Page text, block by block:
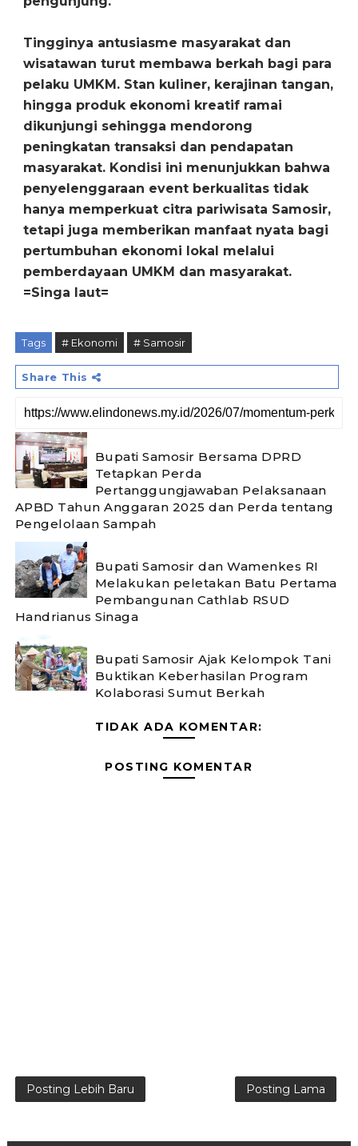
Tingginya antusiasme masyarakat dan
wisatawan turut membawa berkah bagi para
pelaku UMKM. Stan kuliner, kerajinan tangan,
hingga produk ekonomi kreatif ramai
dikunjungi sehingga mendorong
peningkatan transaksi dan pendapatan
masyarakat. Kondisi ini menunjukkan bahwa
penyelenggaraan event berkualitas tidak
hanya memperkuat citra pariwisata Samosir,
tetapi juga memberikan manfaat nyata bagi
pertumbuhan ekonomi lokal melalui
pemberdayaan UMKM dan masyarakat.
=Singa laut=
Tags # Ekonomi # Samosir
Share This
Bupati Samosir Bersama DPRD
Tetapkan Perda
Pertanggungjawaban Pelaksanaan
APBD Tahun Anggaran 2025 dan Perda tentang
Pengelolaan Sampah
Bupati Samosir dan Wamenkes RI
Melakukan peletakan Batu Pertama
Pembangunan Cathlab RSUD
Handrianus Sinaga
Bupati Samosir Ajak Kelompok Tani
Buktikan Keberhasilan Program
Kolaborasi Sumut Berkah
TIDAK ADA KOMENTAR:
POSTING KOMENTAR
Posting Lebih Baru Posting Lama